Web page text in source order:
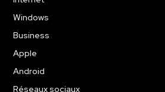
Windows
Business
Apple
Android
Réseaux sociaux